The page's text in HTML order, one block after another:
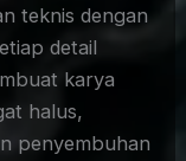
teknis dengan
detail
karya
halus,
penyembuhan